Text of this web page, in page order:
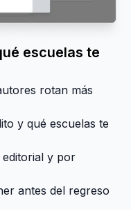
escuelas te
rotan más
y qué escuelas te
y por
antes del regreso